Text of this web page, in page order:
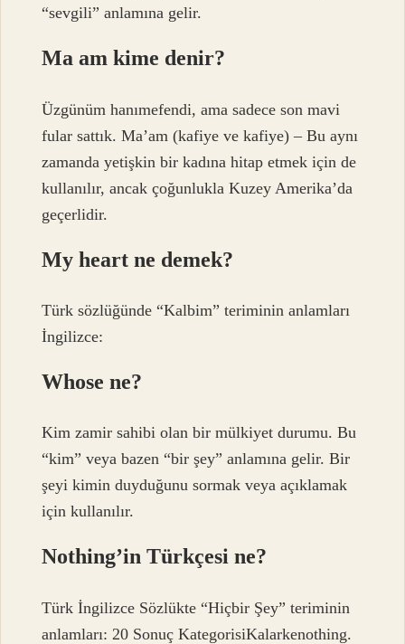
“sevgili” anlamına gelir.
Ma am kime denir?
Üzgünüm hanımefendi, ama sadece son mavi
fular sattık. Ma’am (kafiye ve kafiye) – Bu aynı
zamanda yetişkin bir kadına hitap etmek için de
kullanılır, ancak çoğunlukla Kuzey Amerika’da
geçerlidir.
My heart ne demek?
Türk sözlüğünde “Kalbim” teriminin anlamları
İngilizce:
Whose ne?
Kim zamir sahibi olan bir mülkiyet durumu. Bu
“kim” veya bazen “bir şey” anlamına gelir. Bir
şeyi kimin duyduğunu sormak veya açıklamak
için kullanılır.
Nothing’in Türkçesi ne?
Türk İngilizce Sözlükte “Hiçbir Şey” teriminin
anlamları: 20 Sonuç KategorisiKalarkenothing.